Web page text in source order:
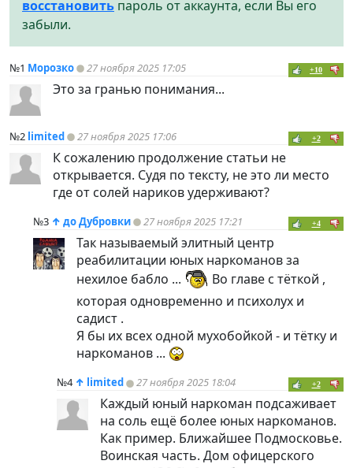
восстановить пароль от аккаунта, если Вы его
забыли.
№1 Морозко 27 ноября 2025 17:05 +10
Это за гранью понимания...
№2 limited 27 ноября 2025 17:06 +2
К сожалению продолжение статьи не
открывается. Судя по тексту, не это ли место
где от солей нариков удерживают?
№3 ↑ до Дубровки 27 ноября 2025 17:21 +4
Так называемый элитный центр
реабилитации юных наркоманов за
нехилое бабло ...
Во главе с тёткой ,
которая одновременно и психолух и
садист .
Я бы их всех одной мухобойкой - и тётку и
наркоманов ...
№4 ↑ limited 27 ноября 2025 18:04 +2
Каждый юный наркоман подсаживает
на соль ещё более юных наркоманов.
Как пример. Ближайшее Подмосковье.
Воинская часть. Дом офицерского